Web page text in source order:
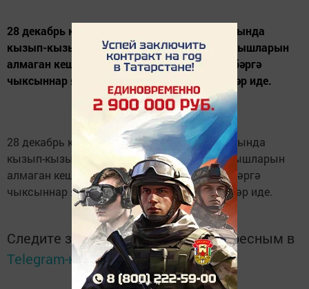
28 декабрь кичендә Каратун мәдәният йортында
кызып-кызып лотерея уйнатканнар иде. Отышларын
алмаган кешеләр 39-6-25 телефоны аша хәбәргә
чыксыннар яки мәдәният йортына килсеннәр иде.
28 декабрь кичендә Каратун мәдәният йортында
кызып-кызып лотерея уйнатканнар иде. Отышларын
алмаган кешеләр 39-6-25 телефоны аша хәбәргә
чыксыннар яки мәдәният йортына килсеннәр иде.
Следите за самым важным и интересным в
Telegram-каналеТатмедиа